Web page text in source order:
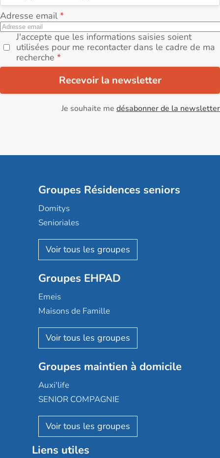
Adresse email
J'accepte que les informations saisies soient
utilisées pour me recontacter dans le cadre de ma
recherche
Recevoir la newsletter
Je souhaite me désabonner de la newsletter
Groupes Résidences seniors
Domitys
Senioriales
Nohée
Les Résidentiels
Mobicap
Domusvi
Happy Senior
Aquarelia
Nexity edenea
Les jardins d'Arcadie
Occitalia
Appartseniors
Reseda
Stella management
Les villages d'or
Groupes EHPAD
Emeis
Maisons de Famille
Korian
Emera
Groupe SOS
Le Noble Âge
Almage
Résidalya
Groupe aplus
Groupes maintien à domicile
Auxi'life
SENIOR COMPAGNIE
AGE D'OR Services
Liens utiles